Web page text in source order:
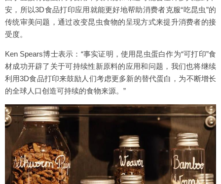
安，所以3D食品打印应用就能更好地帮助消费者克服“吃昆虫”的
传统审美问题，通过改变昆虫食物的呈现方式来提升消费者的接
受度。
Ken Spears博士表示：“事实证明，使用昆虫蛋白作为“可打印”食
材成功开辟了关于可持续性新原料的应用和问题，我们也将继续
利用3D食品打印来鼓励人们考虑更多新的替代蛋白，为不断增长
的全球人口创造可持续的食物来源。”